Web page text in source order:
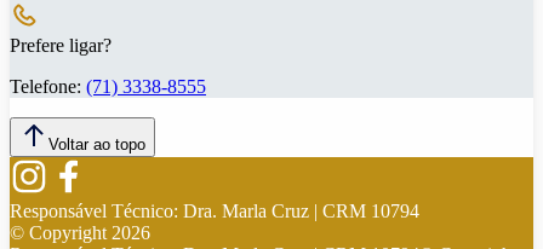
Prefere ligar?
Telefone: (71) 3338-8555
Voltar ao topo
Responsável Técnico: Dra. Marla Cruz | CRM 10794
© Copyright 2026